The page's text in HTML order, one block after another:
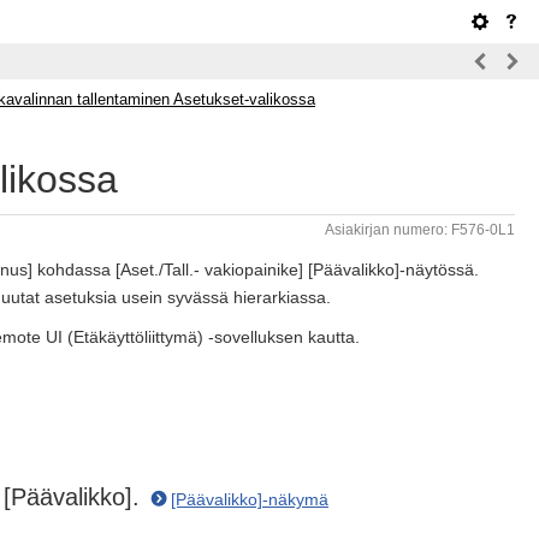
tallentaminen Asetukset-valikossa
Asiakirjan numero: F576-0L1
kohdassa [Aset./Tall.- vakiopainike] [Päävalikko]-näytössä.
asetuksia usein syvässä hierarkiassa.
UI (Etäkäyttöliittymä) -sovelluksen kautta.
[Päävalikko]-näkymä